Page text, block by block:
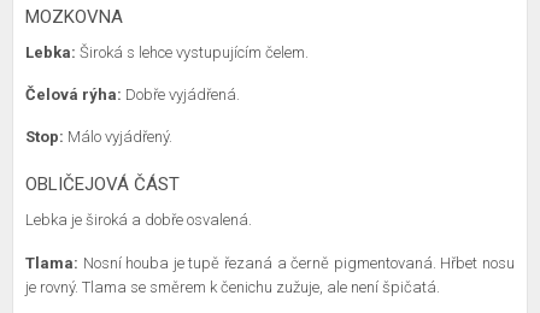
MOZKOVNA
Lebka: Široká s lehce vystupujícím čelem.
Čelová rýha: Dobře vyjádřená.
Stop: Málo vyjádřený.
OBLIČEJOVÁ ČÁST
Lebka je široká a dobře osvalená.
Tlama: Nosní houba je tupě řezaná a černě pigmentovaná. Hřbet nosu
je rovný. Tlama se směrem k čenichu zužuje, ale není špičatá.